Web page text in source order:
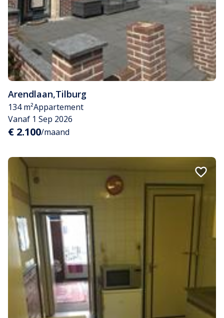
Arendlaan,Tilburg
134 m²Appartement
Vanaf 1 Sep 2026
€ 2.100/maand